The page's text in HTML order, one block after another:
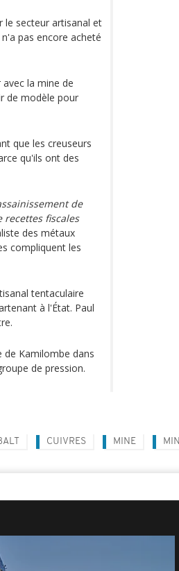
le secteur artisanal et
pas encore acheté
la mine de
de modèle pour
que les creuseurs
qu'ils ont des
de
fiscales
des métaux
compliquent les
tentaculaire
à l'État. Paul
de Kamilombe dans
de pression.
CUIVRES MINE